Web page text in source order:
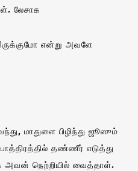
லேசாக
என்று அவளே
மாதுளை பிழிந்து ஜூஸும்
தண்ணீர் எடுத்து
அவன் நெற்றியில் வைத்தாள்.